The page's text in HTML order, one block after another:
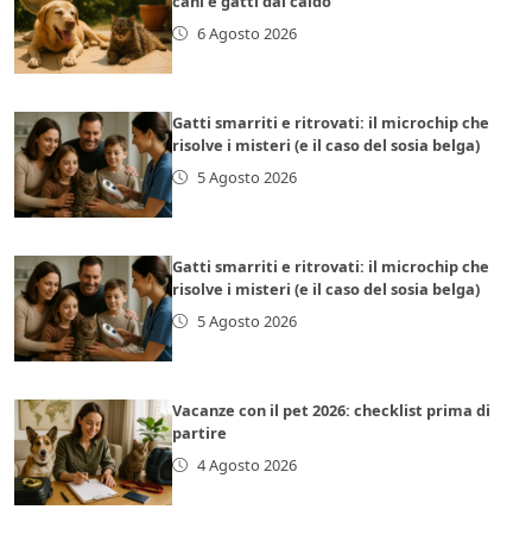
6 Agosto 2026
Gatti smarriti e ritrovati: il microchip che
risolve i misteri (e il caso del sosia belga)
5 Agosto 2026
Gatti smarriti e ritrovati: il microchip che
risolve i misteri (e il caso del sosia belga)
5 Agosto 2026
Vacanze con il pet 2026: checklist prima di
partire
4 Agosto 2026